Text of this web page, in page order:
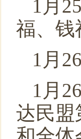
1月
福、钱
1月
1月
达民盟